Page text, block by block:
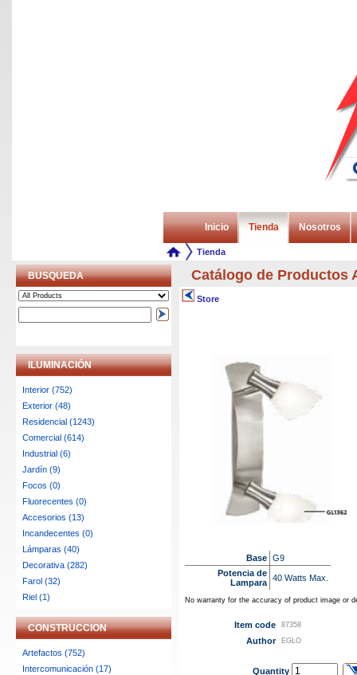
Inicio Tienda Nosotros
Tienda
BUSQUEDA
ILUMINACIÓN
Interior (752)
Exterior (48)
Residencial (1243)
Comercial (614)
Industrial (6)
Jardín (9)
Focos (0)
Fluorecentes (0)
Accesorios (13)
Incandecentes (0)
Lámparas (40)
Decorativa (282)
Farol (32)
Riel (1)
CONSTRUCCION
Artefactos (752)
Intercomunicación (17)
Catálogo de Productos
Store
Base G9
Potencia de
Lampara 40 Watts Max.
No warranty for the accuracy of product image or
Item code 87358
Author EGLO
Quantity